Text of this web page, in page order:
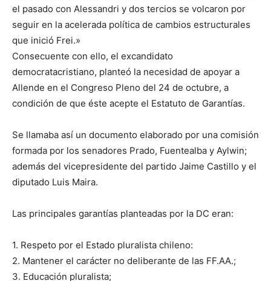
el pasado con Alessandri y dos tercios se volcaron por
seguir en la acelerada política de cambios estructurales
que inició Frei.»
Consecuente con ello, el excandidato
democratacristiano, planteó la necesidad de apoyar a
Allende en el Congreso Pleno del 24 de octubre, a
condición de que éste acepte el Estatuto de Garantías.
Se llamaba así un documento elaborado por una comisión
formada por los senadores Prado, Fuentealba y Aylwin;
además del vicepresidente del partido Jaime Castillo y el
diputado Luis Maira.
Las principales garantías planteadas por la DC eran:
1. Respeto por el Estado pluralista chileno:
2. Mantener el carácter no deliberante de las FF.AA.;
3. Educación pluralista;